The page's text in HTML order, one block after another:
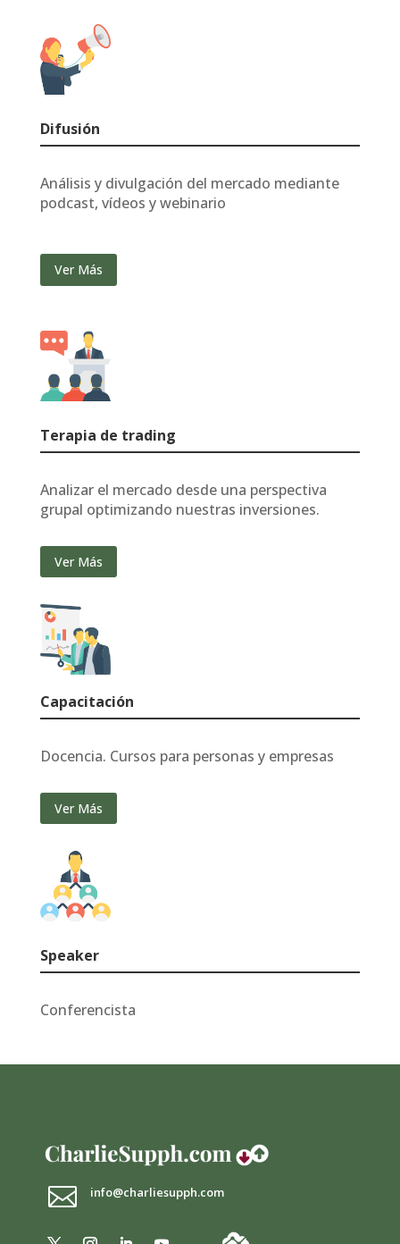
Difusión
Análisis y divulgación del mercado mediante
podcast, vídeos y webinario
Ver Más
Terapia de trading
Analizar el mercado desde una perspectiva
grupal optimizando nuestras inversiones.
Ver Más
Capacitación
Docencia. Cursos para personas y empresas
Ver Más
Speaker
Conferencista
 info@charliesupph.com